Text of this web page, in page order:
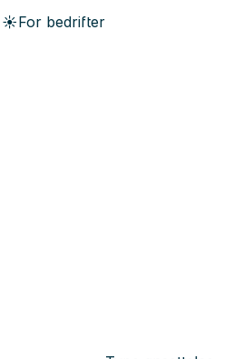
☀️For bedrifter